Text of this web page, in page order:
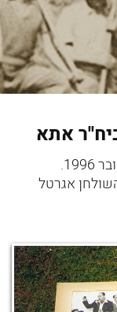
אתא
אגרטל